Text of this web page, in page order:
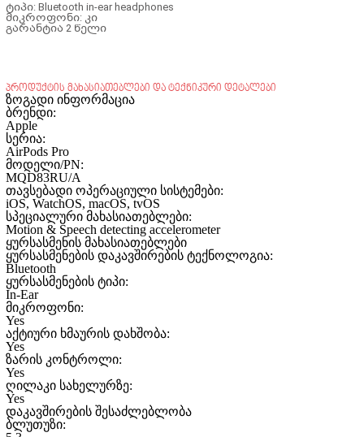
ტიპი: Bluetooth in-ear headphones
მიკროფონი: კი
გარანტია 2 წელი
პროდუქტის მახასიათებლები და ტექნიკური დეტალები
ზოგადი ინფორმაცია
ბრენდი:
Apple
სერია:
AirPods Pro
მოდელი/PN:
MQD83RU/A
თავსებადი ოპერაციული სისტემები:
iOS, WatchOS, macOS, tvOS
სპეციალური მახასიათებლები:
Motion & Speech detecting accelerometer
ყურსასმენის მახასიათებლები
ყურსასმენების დაკავშირების ტექნოლოგია:
Bluetooth
ყურსასმენების ტიპი:
In-Ear
მიკროფონი:
Yes
აქტიური ხმაურის დახშობა:
Yes
ზარის კონტროლი:
Yes
ღილაკი სახელურზე:
Yes
დაკავშირების შესაძლებლობა
ბლუთუზი: